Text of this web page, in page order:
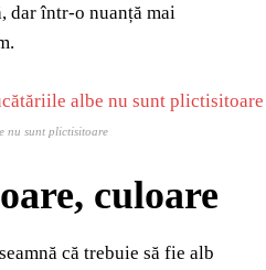
dar într-o nuanță mai
nu sunt plictisitoare
culoare
că trebuie să fie alb